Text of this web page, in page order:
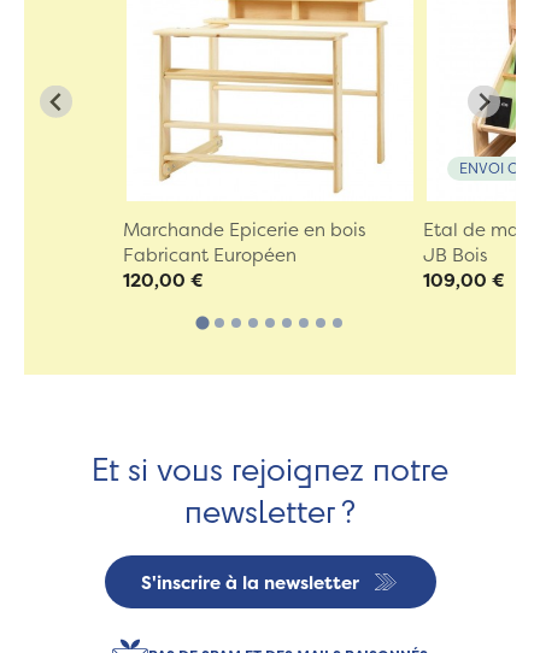
Marchande Epicerie en bois
Fabricant Européen
120,00 €
ENVOI
Etal de
JB Bois
109,00 €
Et si vous rejoignez notre
newsletter ?
S'inscrire à la newsletter